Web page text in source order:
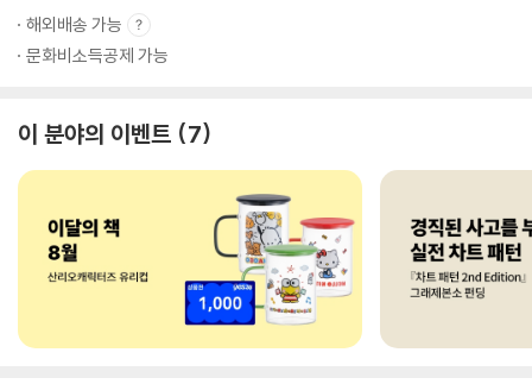
해외배송 가능
문화비소득공제 가능
이 분야의 이벤트 7